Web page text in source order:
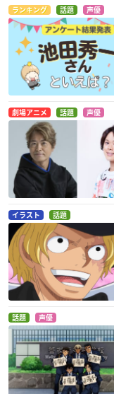
交響詩篇エウレカセ
ブン ハイエボリュ
ーション
アドロック
機動戦士ガンダム T
HE ORIGIN III 暁の蜂
起
アムロ・レイ
宇宙戦艦ヤマト 復活
篇 ディレクターズカ
ット
徳川太助
ランキング 話題 声優
劇場アニメ 話題 声優
イラスト 話題
話題 声優